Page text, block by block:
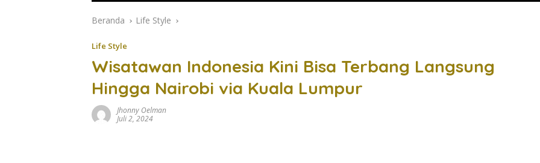
Beranda Life Style
Life Style
Wisatawan Indonesia Kini Bisa Terbang Langsung
Hingga Nairobi via Kuala Lumpur
Jhonny Oelman
Juli 2, 2024